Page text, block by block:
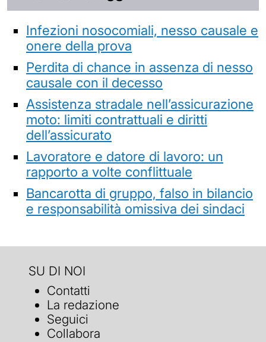
Infezioni nosocomiali, nesso causale e
onere della prova
Perdita di chance in assenza di nesso
causale con il decesso
Assistenza stradale nell’assicurazione
moto: limiti contrattuali e diritti
dell’assicurato
Lavoratore e datore di lavoro: un
rapporto a volte conflittuale
Bancarotta di gruppo, falso in bilancio
e responsabilità omissiva dei sindaci
SU DI NOI
Contatti
La redazione
Seguici
Collabora